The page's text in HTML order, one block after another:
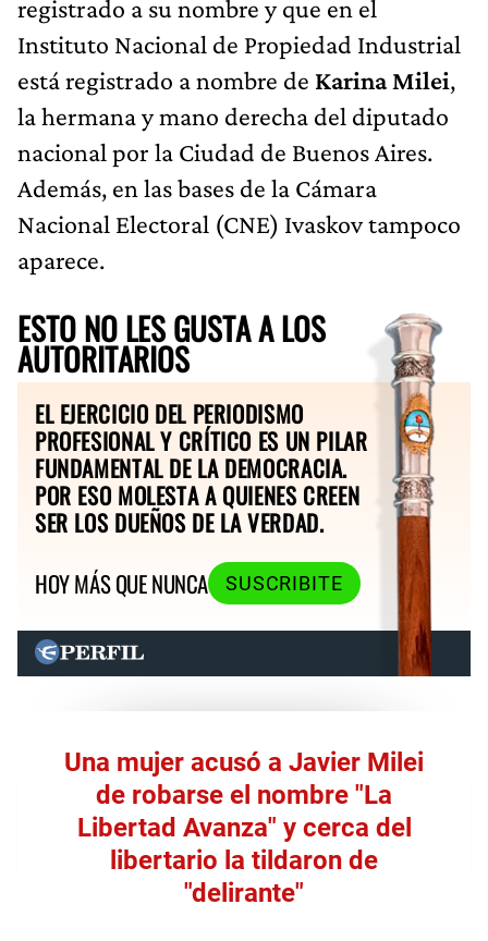
Instituto Nacional de Propiedad Industrial
está registrado a nombre deKarina Milei,
la hermana y mano derecha del diputado
nacional por la Ciudad de Buenos Aires.
Además, en las bases de la Cámara
Nacional Electoral (CNE) Ivaskov tampoco
aparece.
ESTO NO LES GUSTA A LOS
AUTORITARIOS
EL EJERCICIO DEL PERIODISMO
PROFESIONAL Y CRÍTICO ES UN PILAR
FUNDAMENTAL DE LA DEMOCRACIA.
POR ESO MOLESTA A QUIENES CREEN
SER LOS DUEÑOS DE LA VERDAD.
SUSCRIBITE
de robarse el nombre "La
Libertad Avanza" y cerca del
libertario la tildaron de
"delirante"